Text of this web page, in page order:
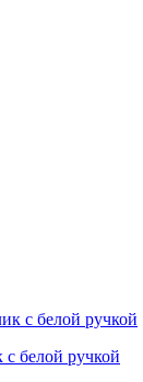
белой ручкой